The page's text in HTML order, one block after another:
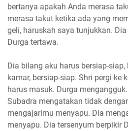
bertanya apakah Anda merasa
merasa takut ketika ada yang
geli, haruskah saya tunjukkan.
Durga tertawa.
Dia bilang aku harus bersiap-
kamar, bersiap-siap. Shri pergi ke
harus masuk. Durga
Subadra mengatakan tidak
mengajarimu menyapu. Dia
menyapu. Dia tersenyum berpikir